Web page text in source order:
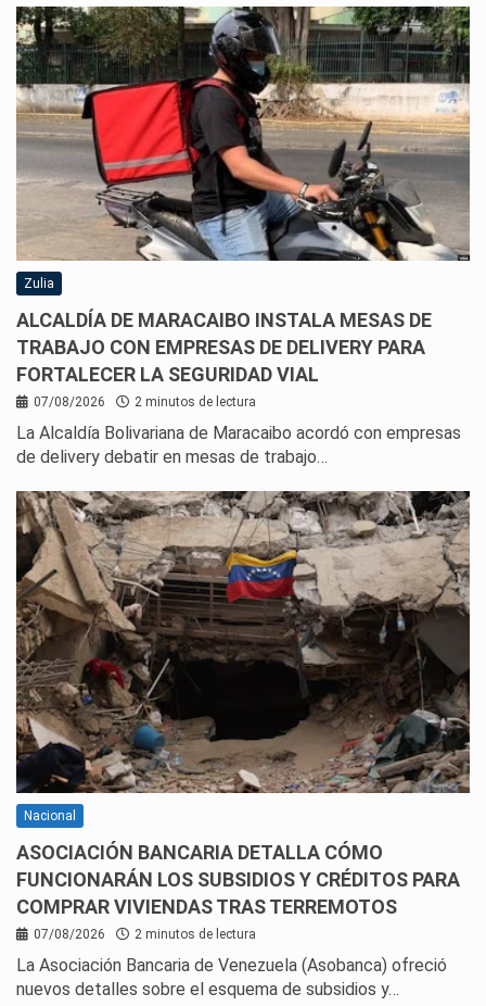
Zulia
ALCALDÍA DE MARACAIBO INSTALA MESAS DE
TRABAJO CON EMPRESAS DE DELIVERY PARA
FORTALECER LA SEGURIDAD VIAL
07/08/2026 2 minutos de lectura
La Alcaldía Bolivariana de Maracaibo acordó con empresas
de delivery debatir en mesas de trabajo…
Nacional
ASOCIACIÓN BANCARIA DETALLA CÓMO
FUNCIONARÁN LOS SUBSIDIOS Y CRÉDITOS PARA
COMPRAR VIVIENDAS TRAS TERREMOTOS
07/08/2026 2 minutos de lectura
La Asociación Bancaria de Venezuela (Asobanca) ofreció
nuevos detalles sobre el esquema de subsidios y…